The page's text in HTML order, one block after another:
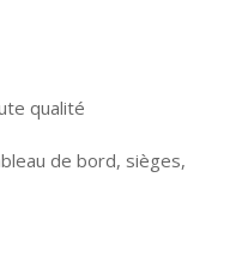
qualité
de bord, sièges,